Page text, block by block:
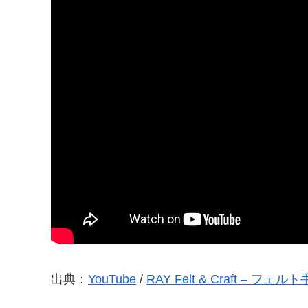
出典： YouTube / RAY Felt & Craft – フェルト